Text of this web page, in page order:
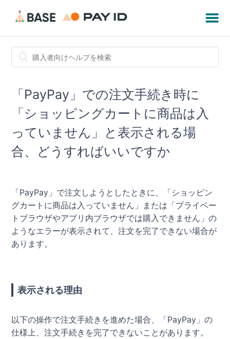
「PayPay」での注文手続き時に
「ショッピングカートに商品は入
っていません」と表示される場
合、どうすればいいですか
「PayPay」で注文しようとしたときに、「ショッピン
グカートに商品は入っていません」または「プライベー
トブラウザやアプリ内ブラウザでは購入できません」の
ようなエラーが表示されて、注文を完了できない場合が
あります。
表示される理由
以下の操作で注文手続きを進めた場合、「PayPay」の
仕様上、注文手続きを完了できないことがあります。